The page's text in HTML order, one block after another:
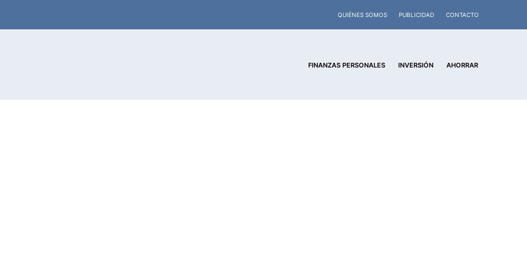
QUIÉNES SOMOS PUBLICIDAD CONTACTO
FINANZAS PERSONALES INVERSIÓN AHORRAR